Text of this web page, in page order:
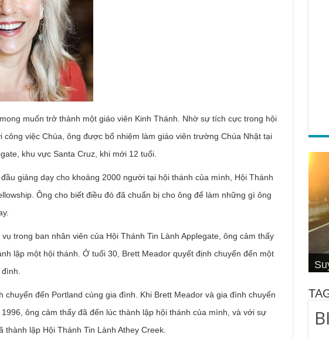
muốn trở thành một giáo viên Kinh Thánh. Nhờ sự tích cực trong hội
công việc Chúa, ông được bổ nhiệm làm giáo viên trường Chúa Nhật tại
khu vực Santa Cruz, khi mới 12 tuổi.
giảng dạy cho khoảng 2000 người tại hội thánh của mình, Hội Thánh
Ông cho biết điều đó đã chuẩn bị cho ông để làm những gì ông
trong ban nhân viên của Hội Thánh Tin Lành Applegate, ông cảm thấy
lập một hội thánh. Ở tuổi 30, Brett Meador quyết định chuyển đến một
chuyển đến Portland cùng gia đình. Khi Brett Meador và gia đình chuyển
ông cảm thấy đã đến lúc thành lập hội thánh của mình, và với sự
thành lập Hội Thánh Tin Lành Athey Creek.
4